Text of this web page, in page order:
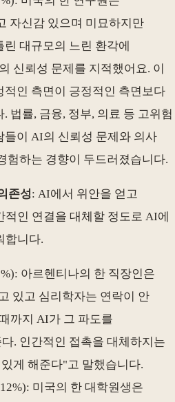
자신감 있으며 미묘하지만
대규모의 느린 환각에
신뢰성 문제를 지적했어요. 이
적인 측면이 긍정적인 측면보다
법률, 금융, 정부, 의료 등 고위험
들이 AI의 신뢰성 문제와 의사
험하는 경향이 두드러졌습니다.
존성: AI에서 위안을 얻고
적인 연결을 대체할 정도로 AI에
합니다.
아르헨티나의 한 직장인은
있고 심리학자는 연락이 안
까지 AI가 그 파도를
. 인간적인 접촉을 대체하지는
게 해준다"고 말했습니다.
미국의 한 대학원생은